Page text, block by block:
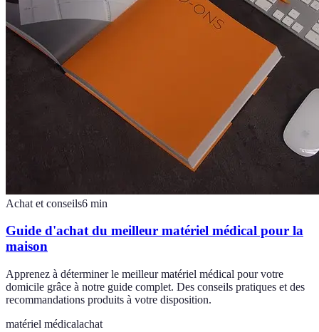
Achat et conseils6 min
Guide d'achat du meilleur matériel médical pour la
maison
Apprenez à déterminer le meilleur matériel médical pour votre
domicile grâce à notre guide complet. Des conseils pratiques et des
recommandations produits à votre disposition.
matériel médicalachat